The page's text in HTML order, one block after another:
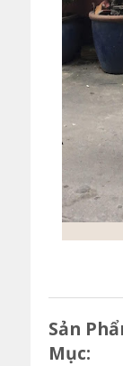
Sản
Mục: